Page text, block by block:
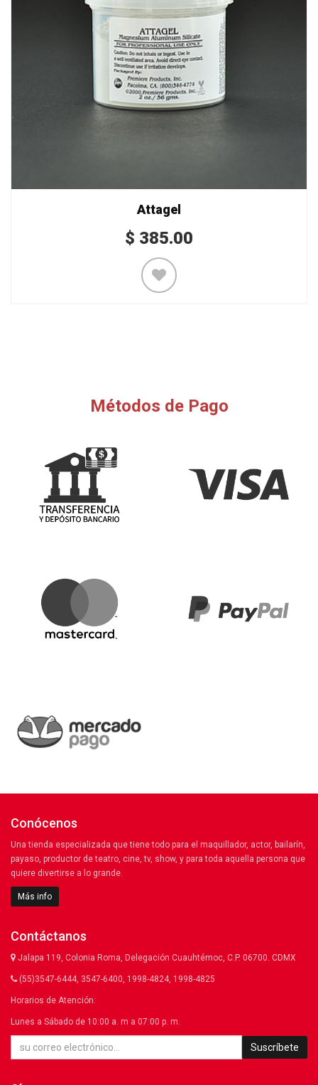
Attagel
$ 385.00
Métodos de Pago
Conócenos
Una tienda especializada que tiene todo para el maquillador, actor, bailarín,
payaso, productor de teatro, cine, tv, show, y para toda aquella persona que
quiere divertirse a lo grande.
Más info
Contáctanos
Jalapa 119, Colonia Roma, Delegación Cuauhtémoc, C.P. 06700. CDMX
(55)3547-6444, 3547-6400, 1998-4824, 1998-4825
Horarios de Atención:
Lunes a Sábado de 10:00 a. m a 07:00 p. m.
Suscríbete